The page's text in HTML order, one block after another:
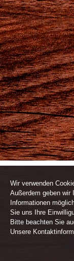
Wir verwenden
Außerdem geben wir
Informationen
Sie uns Ihre
Bitte beachten Sie
Unsere